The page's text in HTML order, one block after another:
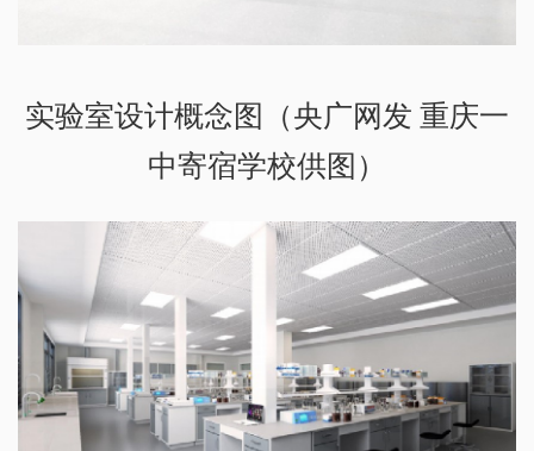
实验室设计概念图（央广网发 重庆一
中寄宿学校供图）